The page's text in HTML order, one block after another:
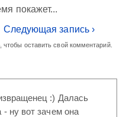
покажет...
Следующая запись ›
чтобы оставить свой комментарий.
:) Далась
- ну вот зачем она